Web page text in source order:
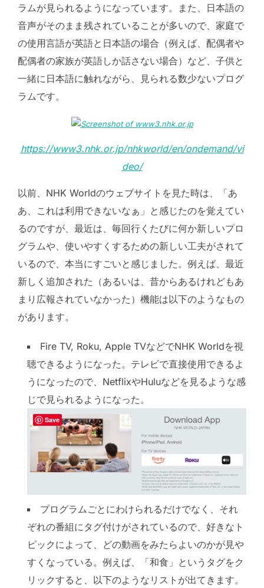
ラムが見られるようになっています。また、日本語の
音声がそのまま残されていることが多いので、家庭で
の使用言語が英語と日本語の場合（例えば、配偶者や
配偶者の家族が英語しか話さない場合）など、子供と
一緒に日本語に触れながら、見られる数少ないプログ
ラムです。
https://www3.nhk.or.jp/nhkworld/en/ondemand/vi
deo/
以前、NHK Worldのウェブサイトを見た時は、「あ
あ、これは利用できないなぁ」と感じたのを覚えてい
るのですが、最近は、毎回行くたびに何か新しいプロ
グラムや、使いやすくするための新しい工夫がされて
いるので、本当にすごいと感じました。例えば、最近
新しく追加された（あるいは、昔からあるけれどもあ
まり広報されていなかった）機能は以下のようなもの
があります。
Fire TV, Roku, Apple TVなどでNHK Worldを視
聴できるようになった。テレビで直接使用できるよ
うになったので、NetflixやHuluなどを見るような感
じで見られるようになった。
プログラムごとにわけられるだけでなく、それ
ぞれの番組にタグ付けがされているので、好きなト
ピックによって、どの動画をみたらよいのかが見や
すくなっている。例えば、「和食」というタグをク
リックすると、以下のようなリストが出てきます。
Save